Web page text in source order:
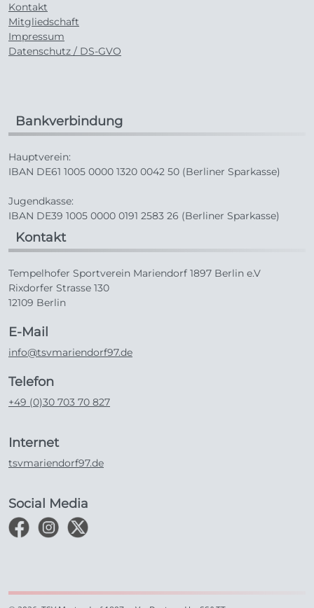
Kontakt
Mitgliedschaft
Impressum
Datenschutz / DS-GVO
Bankverbindung
Hauptverein:
IBAN DE61 1005 0000 1320 0042 50 (Berliner Sparkasse)
Jugendkasse:
IBAN DE39 1005 0000 0191 2583 26 (Berliner Sparkasse)
Kontakt
Tempelhofer Sportverein Mariendorf 1897 Berlin e.V
Rixdorfer Strasse 130
12109 Berlin
E-Mail
info@tsvmariendorf97.de
Telefon
+49 (0)30 703 70 827
Internet
tsvmariendorf97.de
Social Media